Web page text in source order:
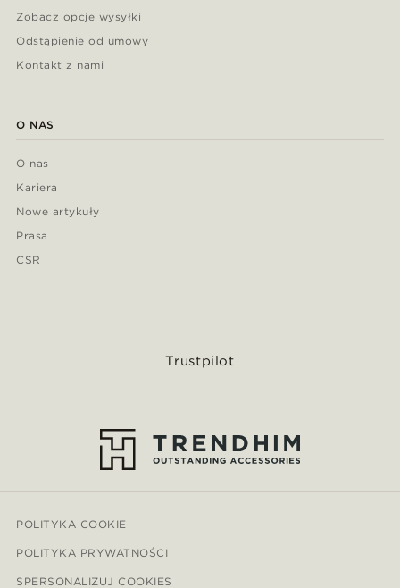
Zobacz opcje wysyłki
Odstąpienie od umowy
Kontakt z nami
O NAS
O nas
Kariera
Nowe artykuły
Prasa
CSR
Trustpilot
POLITYKA COOKIE
POLITYKA PRYWATNOŚCI
SPERSONALIZUJ COOKIES